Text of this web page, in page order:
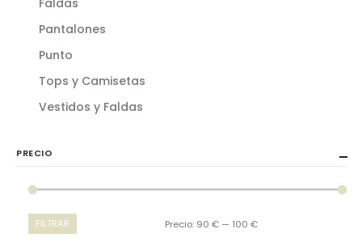
Pantalones
Punto
Tops y Camisetas
Vestidos y Faldas
PRECIO
FILTRAR Precio: 90 € — 100 €